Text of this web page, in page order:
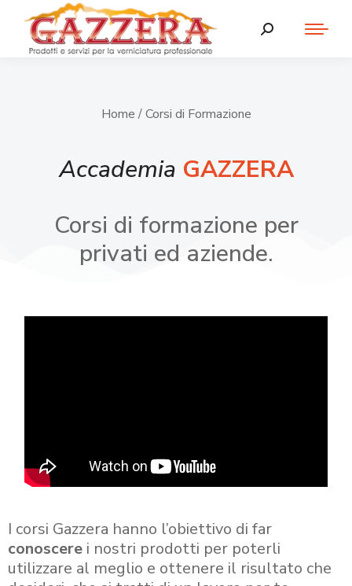
Home / Corsi di Formazione
Accademia GAZZERA
Corsi di formazione per
privati ed aziende.
I corsi Gazzera hanno l’obiettivo di far
conoscere i nostri prodotti per poterli
utilizzare al meglio e ottenere il risultato che